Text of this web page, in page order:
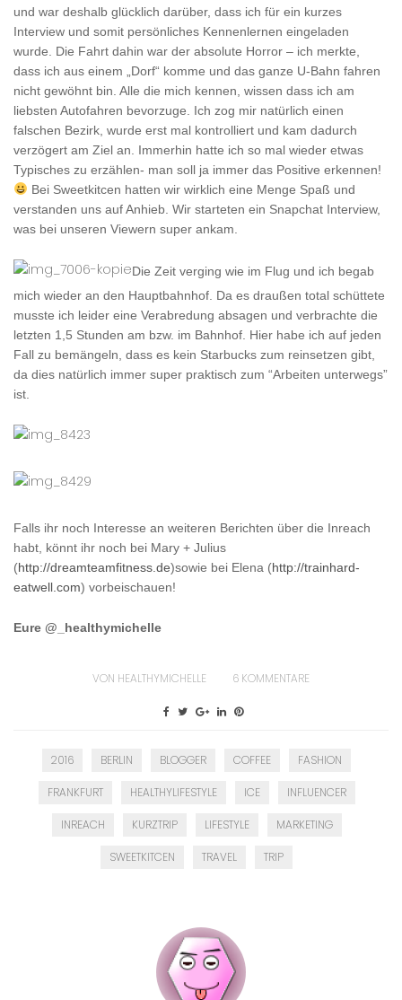
und war deshalb glücklich darüber, dass ich für ein kurzes
Interview und somit persönliches Kennenlernen eingeladen
wurde. Die Fahrt dahin war der absolute Horror – ich merkte,
dass ich aus einem „Dorf“ komme und das ganze U-Bahn fahren
nicht gewöhnt bin. Alle die mich kennen, wissen dass ich am
liebsten Autofahren bevorzuge. Ich zog mir natürlich einen
falschen Bezirk, wurde erst mal kontrolliert und kam dadurch
verzögert am Ziel an. Immerhin hatte ich so mal wieder etwas
Typisches zu erzählen- man soll ja immer das Positive erkennen!
Bei Sweetkitcen hatten wir wirklich eine Menge Spaß und
verstanden uns auf Anhieb. Wir starteten ein Snapchat Interview,
was bei unseren Viewern super ankam.
Die Zeit verging wie im Flug und ich begab
mich wieder an den Hauptbahnhof. Da es draußen total schüttete
musste ich leider eine Verabredung absagen und verbrachte die
letzten 1,5 Stunden am bzw. im Bahnhof. Hier habe ich auf jeden
Fall zu bemängeln, dass es kein Starbucks zum reinsetzen gibt,
da dies natürlich immer super praktisch zum “Arbeiten unterwegs”
ist.
Falls ihr noch Interesse an weiteren Berichten über die Inreach
habt, könnt ihr noch bei Mary + Julius
(http://dreamteamfitness.de)sowie bei Elena (http://trainhard-
eatwell.com) vorbeischauen!
Eure @_healthymichelle
VON HEALTHYMICHELLE 6 KOMMENTARE
2016 BERLIN BLOGGER COFFEE FASHION
FRANKFURT HEALTHYLIFESTYLE ICE INFLUENCER
INREACH KURZTRIP LIFESTYLE MARKETING
SWEETKITCEN TRAVEL TRIP